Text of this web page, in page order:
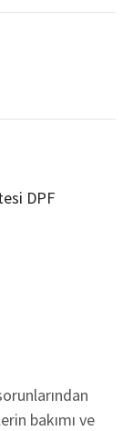
DPF
bakımı ve